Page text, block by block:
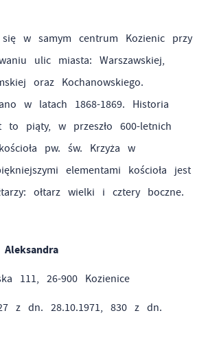
się w samym centrum Kozienic przy
ulic miasta: Warszawskiej,
oraz Kochanowskiego.
w latach 1868-1869. Historia
to piąty, w przeszło 600-letnich
pw. św. Krzyża w
elementami kościoła jest
ołtarz wielki i cztery boczne.
111, 26-900 Kozienice
z dn. 28.10.1971, 830 z dn.